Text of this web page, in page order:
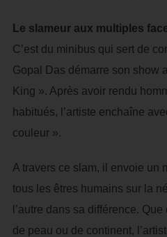
Le slameur aux multiples
C’est du minibus qui sert de
Gopal Das démarre son show
King ». Après avoir rendu
habitués, l’artiste enchaîne
couleur ».
A travers ce slam, il envoie un
tous les êtres humains sur la
l’autre dans sa différence.
de peau ou de continent,